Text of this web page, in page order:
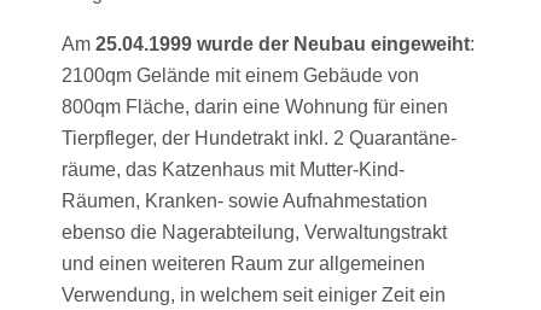
Am25.04.1999 wurde der Neubau eingeweiht:
2100qm Gelände mit einem Gebäude von
800qm Fläche, darin eine Wohnung für einen
Tierpfleger, der Hundetrakt inkl. 2 Quarantäne-
räume, das Katzenhaus mit Mutter-Kind-
Räumen, Kranken- sowie Aufnahmestation
ebenso die Nagerabteilung, Verwaltungstrakt
und einen weiteren Raum zur allgemeinen
Verwendung, in welchem seit einiger Zeit ein